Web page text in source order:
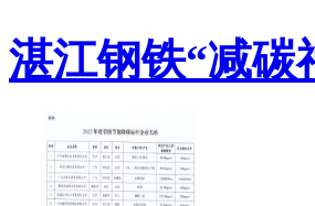
湛江钢铁“减碳